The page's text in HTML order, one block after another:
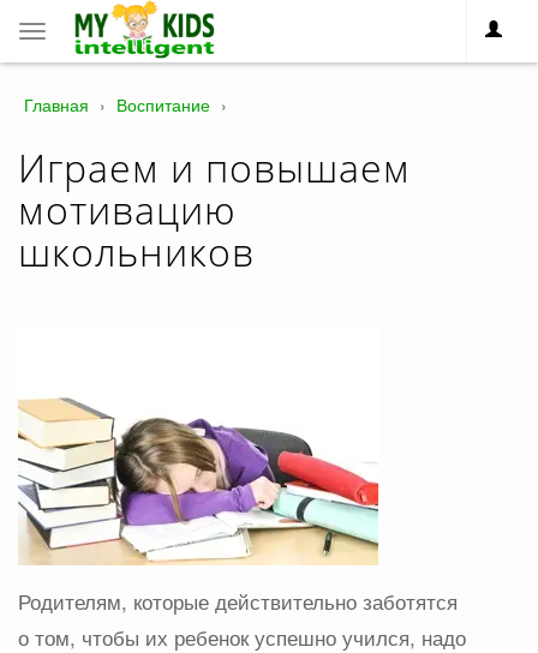
Toggle
navigation
Главная › Воспитание ›
Играем и повышаем
мотивацию
школьников
Родителям, которые действительно заботятся
о том, чтобы их ребенок успешно учился, надо